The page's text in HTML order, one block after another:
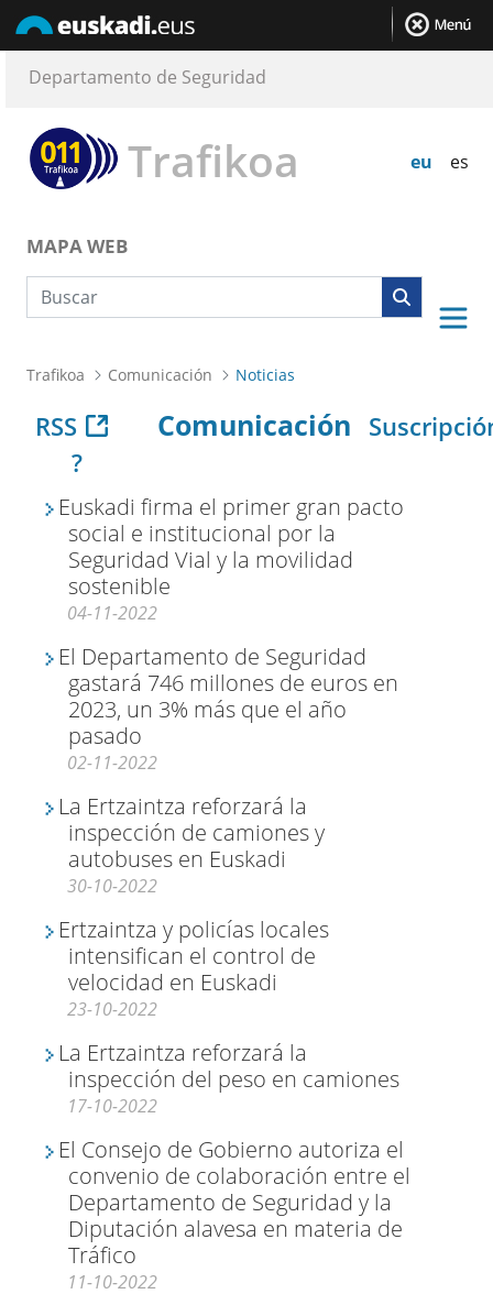
Trafikoa eu es
Departamento de Seguridad
MAPA WEB
Búsqueda web
Trafikoa Comunicación Noticias
RSS
?
Comunicación
Euskadi firma el primer gran pacto
social e institucional por la
Seguridad Vial y la movilidad
sostenible
04-11-2022
El Departamento de Seguridad
gastará 746 millones de euros en
2023, un 3% más que el año
pasado
02-11-2022
La Ertzaintza reforzará la
inspección de camiones y
autobuses en Euskadi
30-10-2022
Ertzaintza y policías locales
intensifican el control de
velocidad en Euskadi
23-10-2022
La Ertzaintza reforzará la
inspección del peso en camiones
17-10-2022
El Consejo de Gobierno autoriza el
convenio de colaboración entre el
Departamento de Seguridad y la
Diputación alavesa en materia de
Tráfico
11-10-2022